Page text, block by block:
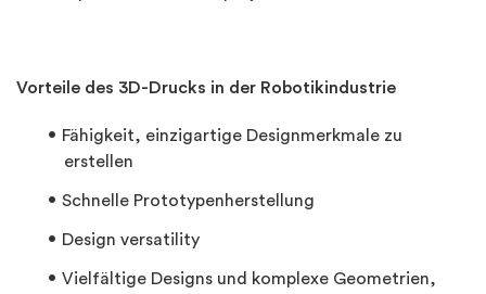
Vorteile des 3D-Drucks in der Robotikindustrie
Fähigkeit, einzigartige Designmerkmale zu
erstellen
Schnelle Prototypenherstellung
Design versatility
Vielfältige Designs und komplexe Geometrien,